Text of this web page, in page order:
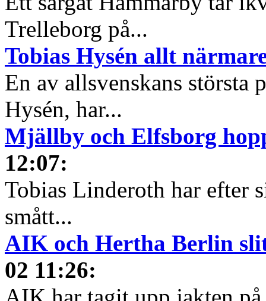
Trelleborg på...
Tobias Hysén allt
En av allsvenskans största
Hysén, har...
Mjällby och Elfsborg
12:07:
Tobias Linderoth har efter
smått...
AIK och Hertha Berlin
02 11:26: